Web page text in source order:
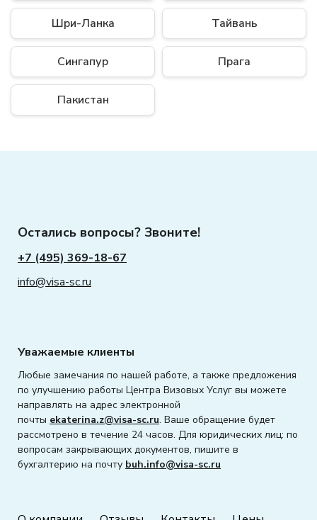
Шри-Ланка Тайвань
Сингапур Прага
Пакистан
Остались вопросы? Звоните!
+7 (495) 369-18-67
info@visa-sc.ru
Уважаемые клиенты
Любые замечания по нашей работе, а также предложения
по улучшению работы Центра Визовых Услуг вы можете
направлять на адрес электронной
почты ekaterina.z@visa-sc.ru. Ваше обращение будет
рассмотрено в течение 24 часов. Для юридических лиц: по
вопросам закрывающих документов, пишите в
бухгалтерию на почту buh.info@visa-sc.ru